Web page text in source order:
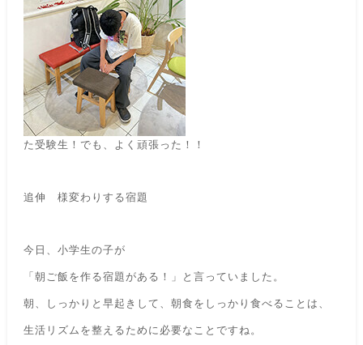
た受験生！でも、よく頑張った！！
追伸 様変わりする宿題
今日、小学生の子が
「朝ご飯を作る宿題がある！」と言っていました。
朝、しっかりと早起きして、朝食をしっかり食べる ことは、
生活リズムを整えるために必要なことですね。